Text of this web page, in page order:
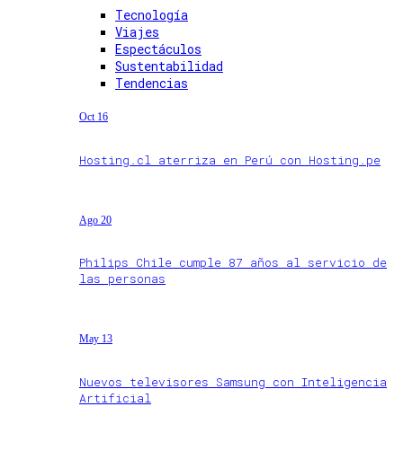
Tecnología
Viajes
Espectáculos
Sustentabilidad
Tendencias
Oct 16
Hosting.cl aterriza en Perú con Hosting.pe
Ago 20
Philips Chile cumple 87 años al servicio de
las personas
May 13
Nuevos televisores Samsung con Inteligencia
Artificial